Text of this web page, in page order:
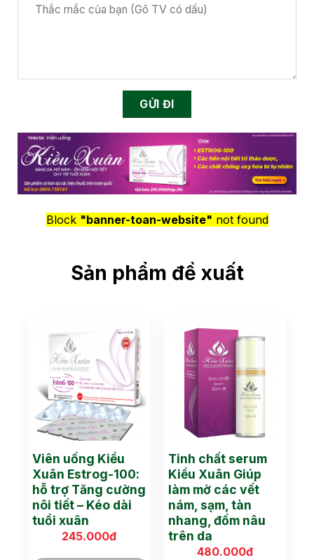
Block "banner-toan-website" not found
Sản phẩm đề xuất
Viên uống Kiều
Xuân Estrog-100:
hỗ trợ Tăng cường
nôi tiết – Kéo dài
tuổi xuân
245.000đ
Tinh chất serum
Kiều Xuân Giúp
làm mờ các vết
nám, sạm, tàn
nhang, đốm nâu
trên da
480.000đ